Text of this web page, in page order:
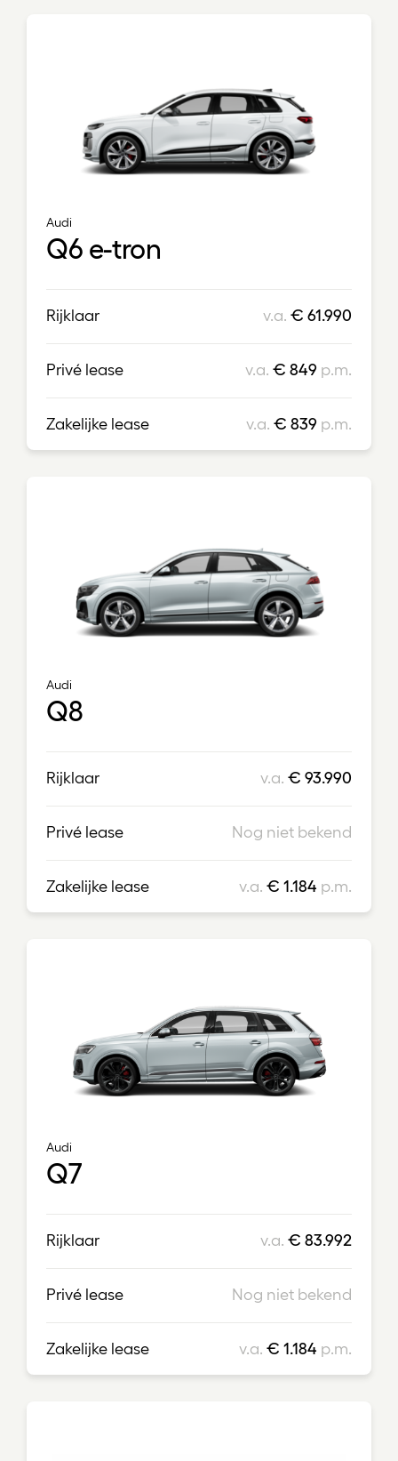
Audi
Q6 e-tron
Rijklaar v.a.€ 61.990
Privé lease v.a.€ 849 p.m.
Zakelijke lease v.a.€ 839 p.m.
Audi
Q8
Rijklaar v.a.€ 93.990
Privé lease Nog niet bekend
Zakelijke lease v.a.€ 1.184 p.m.
Audi
Q7
Rijklaar v.a.€ 83.992
Privé lease Nog niet bekend
Zakelijke lease v.a.€ 1.184 p.m.